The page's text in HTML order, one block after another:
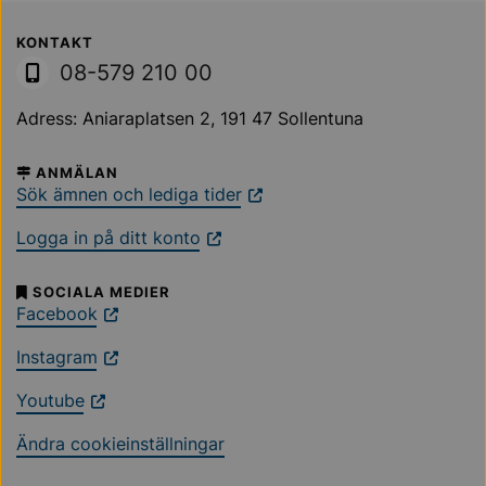
Sollentuna Kommun
KONTAKT
08-579 210 00
Adress: Aniaraplatsen 2, 191 47 Sollentuna
ANMÄLAN
Sök ämnen och lediga tider
Logga in på ditt konto
SOCIALA MEDIER
Facebook
Instagram
Youtube
Ändra cookieinställningar